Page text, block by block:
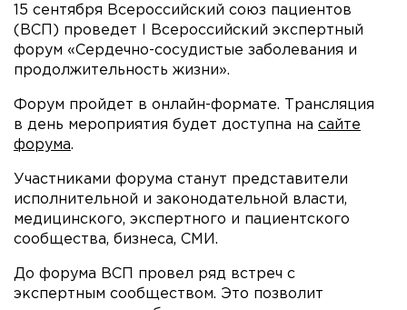
15 сентября Всероссийский союз пациентов
(ВСП) проведет I Всероссийский экспертный
форум «Сердечно-сосудистые заболевания и
продолжительность жизни».
Форум пройдет в онлайн-формате. Трансляция
в день мероприятия будет доступна на сайте
форума.
Участниками форума станут представители
исполнительной и законодательной власти,
медицинского, экспертного и пациентского
сообщества, бизнеса, СМИ.
До форума ВСП провел ряд встреч с
экспертным сообществом. Это позволит